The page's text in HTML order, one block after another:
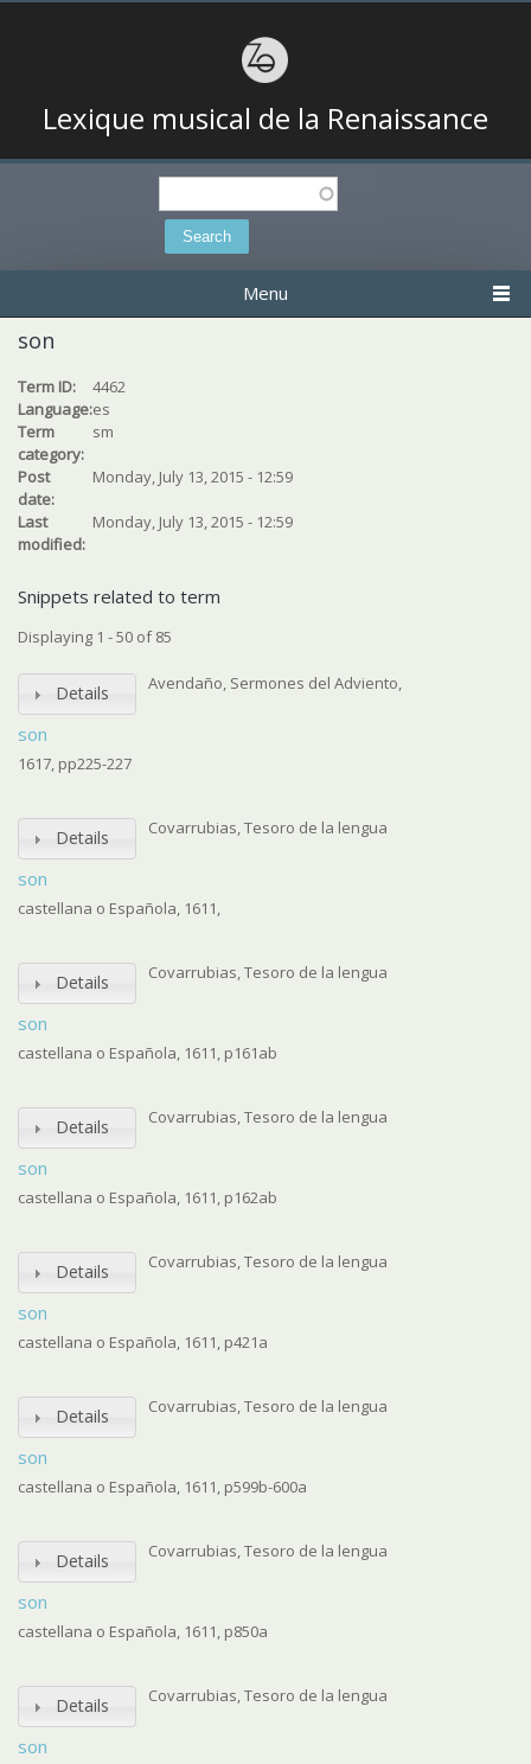
Lexique musical de la Renaissance
Search
Menu
son
Term ID:
4462
Language:es
Term
category:
sm
Post
date:
Monday, July 13, 2015 - 12:59
Last
modified:
Monday, July 13, 2015 - 12:59
Snippets related to term
Displaying 1 - 50 of 85
Details
son
Avendaño, Sermones del Adviento,
1617, pp225-227
Details
son
Covarrubias, Tesoro de la lengua
castellana o Española, 1611,
Details
son
Covarrubias, Tesoro de la lengua
castellana o Española, 1611, p161ab
Details
son
Covarrubias, Tesoro de la lengua
castellana o Española, 1611, p162ab
Details
son
Covarrubias, Tesoro de la lengua
castellana o Española, 1611, p421a
Details
son
Covarrubias, Tesoro de la lengua
castellana o Española, 1611, p599b-600a
Details
son
Covarrubias, Tesoro de la lengua
castellana o Española, 1611, p850a
Details
son
Covarrubias, Tesoro de la lengua